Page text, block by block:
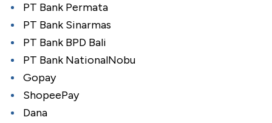
PT Bank Permata
PT Bank Sinarmas
PT Bank BPD Bali
PT Bank NationalNobu
Gopay
ShopeePay
Dana